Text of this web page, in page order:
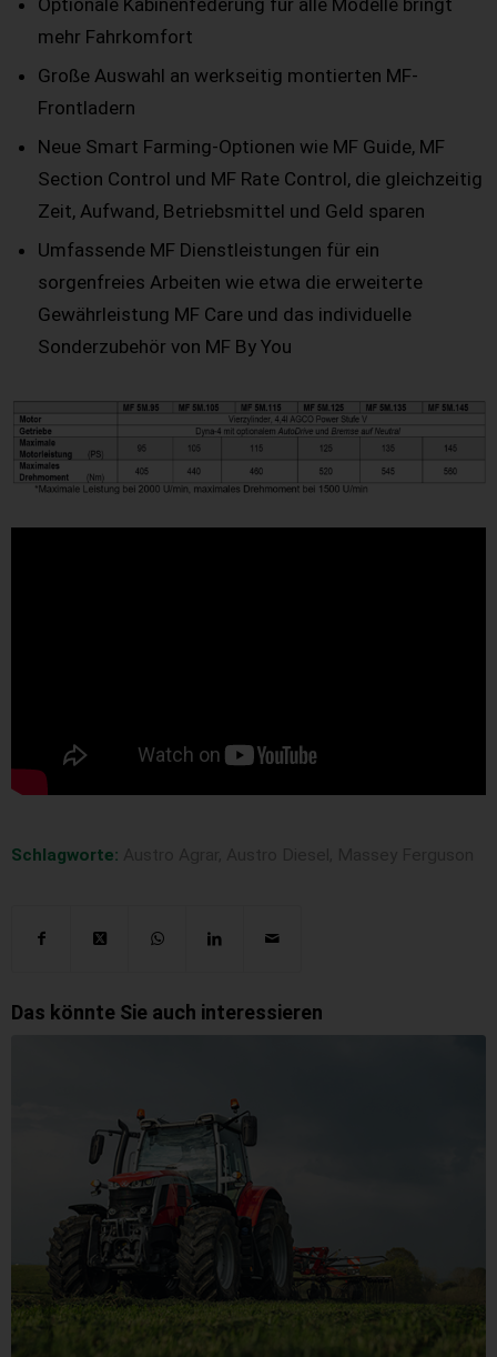
Optionale Kabinenfederung für alle Modelle bringt
mehr Fahrkomfort
Große Auswahl an werkseitig montierten MF-
Frontladern
Neue Smart Farming-Optionen wie MF Guide, MF
Section Control und MF Rate Control, die gleichzeitig
Zeit, Aufwand, Betriebsmittel und Geld sparen
Umfassende MF Dienstleistungen für ein
sorgenfreies Arbeiten wie etwa die erweiterte
Gewährleistung MF Care und das individuelle
Sonderzubehör von MF By You
Schlagworte:
Das könnte Sie auch interessieren